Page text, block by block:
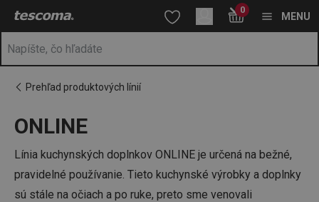
Prejsť na hlavný obsah
Prejsť na vyhľadávanie
Prejsť na navigáciu 0
MENU
Prehľad produktových línií
ONLINE
Línia kuchynských doplnkov ONLINE je určená na bežné,
pravidelné používanie. Tieto kuchynské výrobky a doplnky
sú stále na očiach a po ruke, preto sme venovali